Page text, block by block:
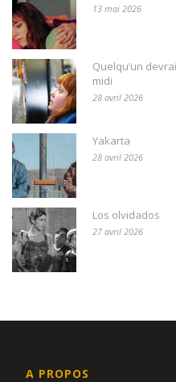
13 mai 2026
Quelqu’un
midi
28 avril 2026
Yakarta
28 avril 2026
Los olvidados
27 avril 2026
A PROPOS